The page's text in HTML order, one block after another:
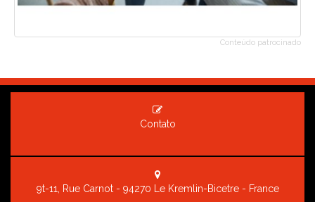
Conteúdo patrocinado
Contato
9t-11, Rue Carnot - 94270 Le Kremlin-Bicetre - France